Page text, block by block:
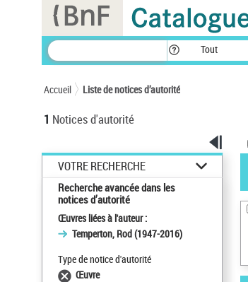
Tout
Accueil Liste de notices d’autorité
1 Notices d'autorité
VOTRE RECHERCHE
Recherche avancée dans les
notices d’autorité
Œuvres liées à l'auteur :
Temperton, Rod (1947-2016)
Type de notice d'autorité
Œuvre
Panneau de gestion des cookies